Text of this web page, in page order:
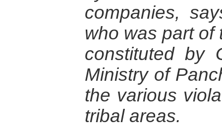
companies,
who was part of
constituted by
Ministry of
the various
tribal areas.